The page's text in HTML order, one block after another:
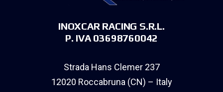
INOXCAR RACING S.R.L.
P. IVA 03698760042
Strada Hans Clemer 237
12020 Roccabruna (CN) – Italy